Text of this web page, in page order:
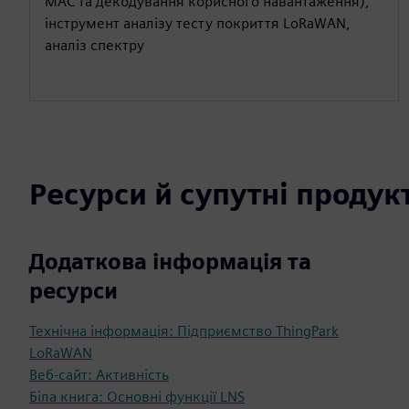
інструмент аналізу тесту покриття LoRaWAN,
аналіз спектру
Ресурси й супутні
Додаткова інформація та
ресурси
Технічна інформація: Підприємство ThingPark
LoRaWAN
Веб-сайт: Активність
Біла книга: Основні функції LNS